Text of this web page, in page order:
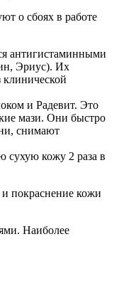
о сбоях в работе
антигистаминными
Эриус). Их
клинической
и Радевит. Это
мази. Они быстро
снимают
сухую кожу 2 раза в
Наиболее